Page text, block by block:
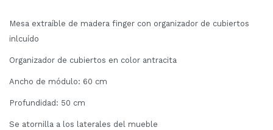
Mesa extraíble de madera finger con organizador de cubiertos
inlcuído
Organizador de cubiertos en color antracita
Ancho de módulo: 60 cm
Profundidad: 50 cm
Se atornilla a los laterales del mueble